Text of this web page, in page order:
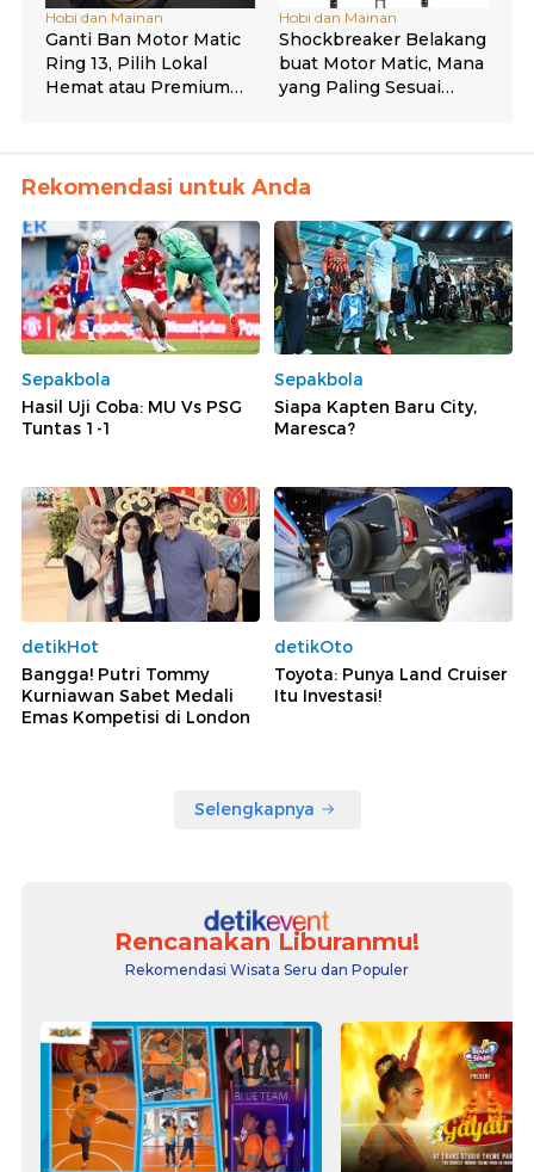
Rekomendasi untuk Anda
Sepakbola
Hasil Uji Coba: MU Vs PSG
Tuntas 1-1
Sepakbola
Siapa Kapten Baru City,
Maresca?
detikHot
Bangga! Putri Tommy
Kurniawan Sabet Medali
Emas Kompetisi di London
detikOto
Toyota: Punya Land Cruiser
Itu Investasi!
Selengkapnya
Rencanakan Liburanmu!
Rekomendasi Wisata Seru dan Populer